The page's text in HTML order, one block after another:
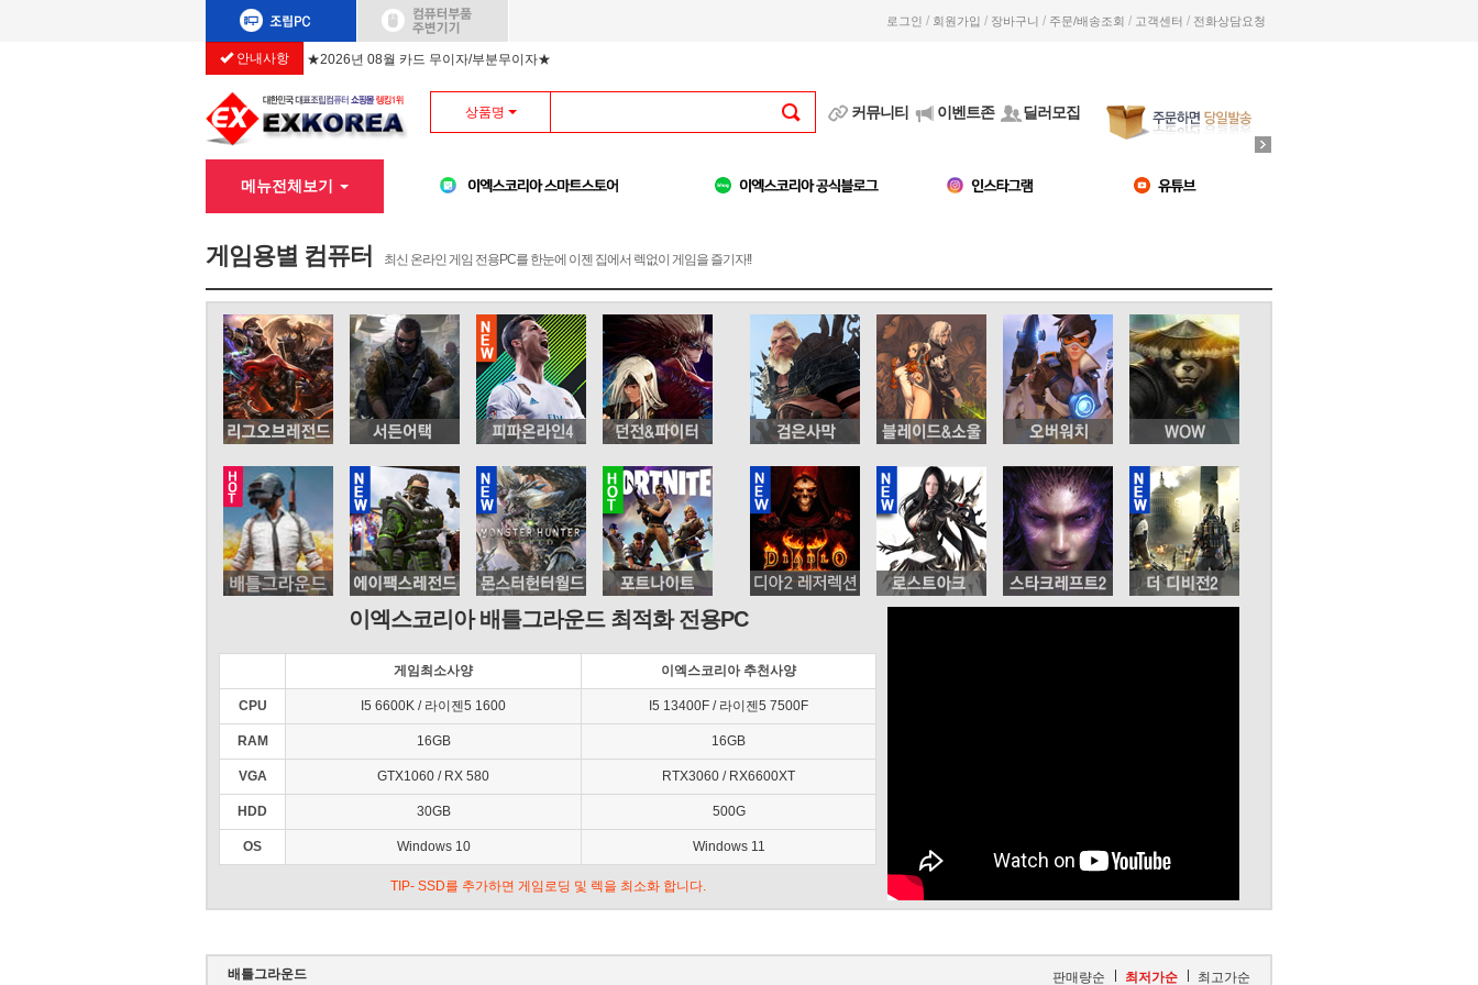
로그인 / 회원가입 / 장바구니 / 주문/배송조회 / 고객센터 / 전화상담요청
안내사항 ★2026년 08월 카드 무이자/부분무이자★
상품명 커뮤니티 이벤트존 딜러모집
메뉴전체보기
게임용별 컴퓨터 최신 온라인 게임 전용PC를 한눈에 이젠 집에서 렉없이 게임을 즐기자!!
이엑스코리아 배틀그라운드 최적화 전용PC
게임최소사양 이엑스코리아 추천사양
CPU I5 6600K / 라이젠5 1600 I5 13400F / 라이젠5 7500F
RAM 16GB 16GB
VGA GTX1060 / RX 580 RTX3060 / RX6600XT
HDD 30GB 500G
OS Windows 10 Windows 11
TIP- SSD를 추가하면 게임로딩 및 렉을 최소화 합니다.
배틀그라운드 판매량순 최저가순 최고가순